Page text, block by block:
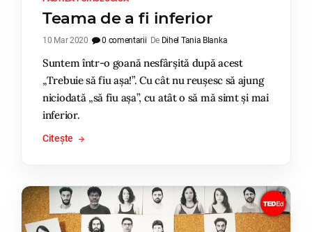
Teama de a fi inferior
10 Mar 2020 0 comentarii De Dihel Tania Blanka
Suntem într-o goană nesfârșită după acest
„Trebuie să fiu așa!”. Cu cât nu reușesc să ajung
niciodată „să fiu așa”, cu atât o să mă simt și mai
inferior.
Citește